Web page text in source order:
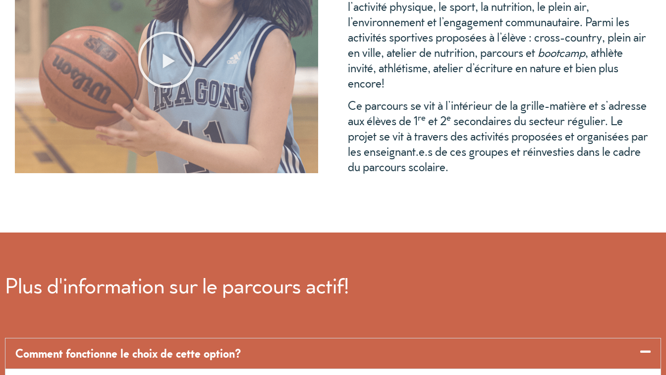
l’activité physique, le sport, la nutrition, le plein air,
l’environnement et l’engagement communautaire. Parmi les
activités sportives proposées à l’élève : cross-country, plein air
en ville, atelier de nutrition, parcours etbootcamp, athlète
invité, athlétisme, atelier d’écriture en nature et bien plus
encore!
Ce parcours se vit à l’intérieur de la grille-matière et s’adresse
aux élèves de 1re et 2e secondaires du secteur régulier. Le
projet se vit à travers des activités proposées et organisées par
les enseignant.e.s de ces groupes et réinvesties dans le cadre
du parcours scolaire.
Plus d'information sur le parcours actif!
Comment fonctionne le choix de cette option?